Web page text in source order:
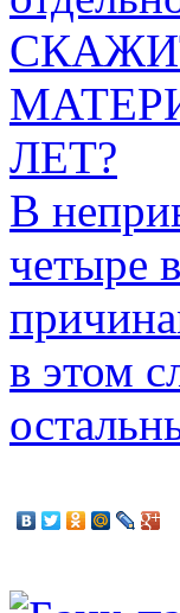
ЛЕТ?
В
четыре
в этом